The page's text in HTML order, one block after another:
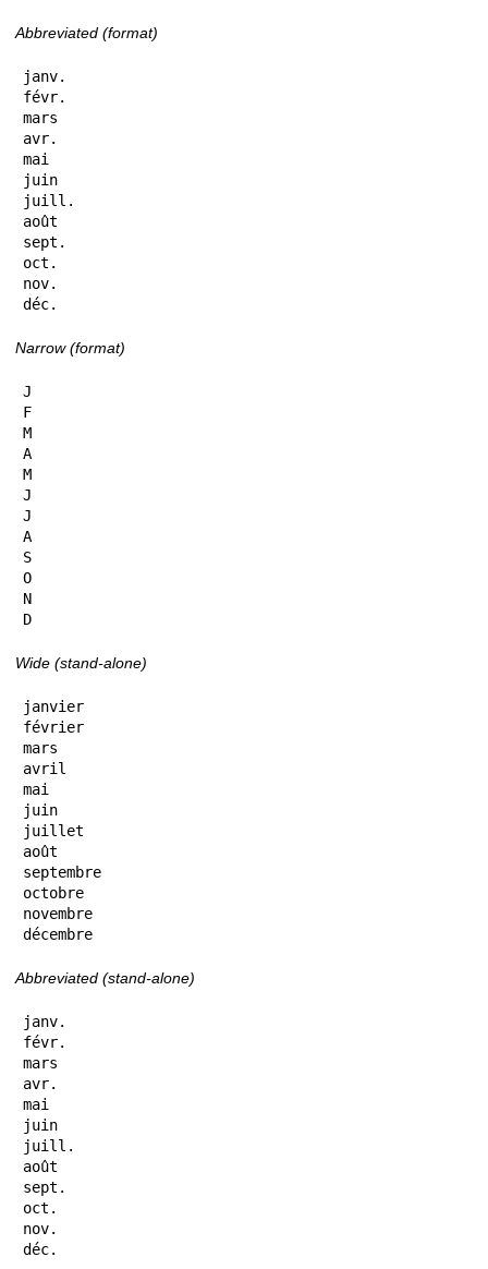
Abbreviated (format)
janv.
févr.
mars
avr.
mai
juin
juill.
août
sept.
oct.
nov.
déc.
Narrow (format)
J
F
M
A
M
J
J
A
S
O
N
D
Wide (stand-alone)
janvier
février
mars
avril
mai
juin
juillet
août
septembre
octobre
novembre
décembre
Abbreviated (stand-alone)
janv.
févr.
mars
avr.
mai
juin
juill.
août
sept.
oct.
nov.
déc.